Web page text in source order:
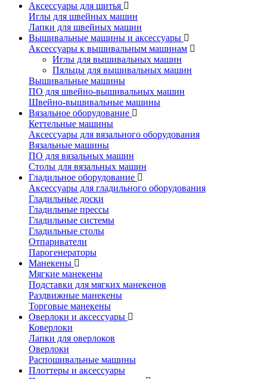
Аксессуары для шитья
Иглы для швейных машин
Лапки для швейных машин
Вышивальные машины и аксессуары
Аксессуары к вышивальным машинам
Иглы для вышивальных машин
Пяльцы для вышивальных машин
Вышивальные машины
ПО для швейно-вышивальных машин
Швейно-вышивальные машины
Вязальное оборудование
Кеттельные машины
Аксессуары для вязального оборудования
Вязальные машины
ПО для вязальных машин
Столы для вязальных машин
Гладильное оборудование
Аксессуары для гладильного оборудования
Гладильные доски
Гладильные прессы
Гладильные системы
Гладильные столы
Отпариватели
Парогенераторы
Манекены
Мягкие манекены
Подставки для мягких манекенов
Раздвижные манекены
Торговые манекены
Оверлоки и аксессуары
Коверлоки
Лапки для оверлоков
Оверлоки
Распошивальные машины
Плоттеры и аксессуары